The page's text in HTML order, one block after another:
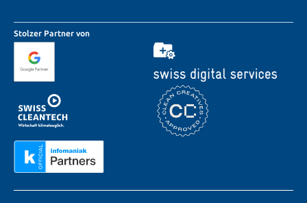
Stolzer Partner von